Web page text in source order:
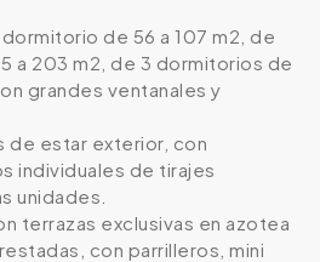
de 56 a 107 m2, de
a 203 m2, de 3 dormitorios de
grandes ventanales y
de estar exterior, con
individuales de tirajes
unidades.
terrazas exclusivas en azotea
con parrilleros, mini